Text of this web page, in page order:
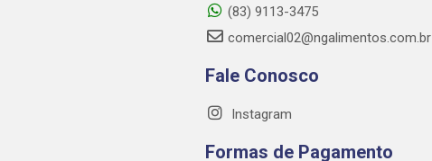
(83) 9113-3475
comercial02@ngalimentos.com.br
Fale Conosco
Instagram
Formas de Pagamento